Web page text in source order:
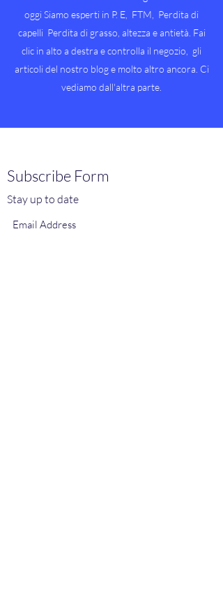
oggi Siamo esperti in P. E, FTM, Perdita di
capelli Perdita di grasso, altezza e antietà. Fai
clic in alto a destra e controlla il negozio, gli
articoli del nostro blog e molto altro ancora. Ci
vediamo dall'altra parte.
Subscribe Form
Stay up to date